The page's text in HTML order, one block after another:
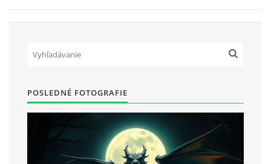
POSLEDNÉ FOTOGRAFIE